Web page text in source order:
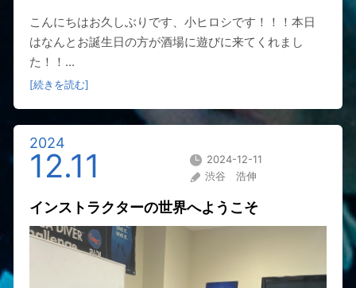
こんにちはお久しぶりです、小ヒロシです！！！本日
はなんとお誕生日の方が酒場に遊びに来てくれまし
た！！...
[続きを読む]
2024
12.11
2024-12-11
渋谷 浩伸
インストラクターの世界へようこそ